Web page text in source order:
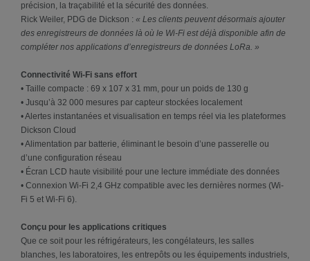
précision, la traçabilité et la sécurité des données.
Rick Weiler, PDG de Dickson : « Les clients peuvent désormais ajouter
des enregistreurs de données là où le Wi-Fi est déjà disponible afin de
compléter nos applications d’enregistreurs de données LoRa. »
Connectivité Wi-Fi sans effort
• Taille compacte : 69 x 107 x 31 mm, pour un poids de 130 g
• Jusqu’à 32 000 mesures par capteur stockées localement
• Alertes instantanées et visualisation en temps réel via les plateformes
Dickson Cloud
• Alimentation par batterie, éliminant le besoin d’une passerelle ou
d’une configuration réseau
• Écran LCD haute visibilité pour une lecture immédiate des données
• Connexion Wi-Fi 2,4 GHz compatible avec les dernières normes (Wi-
Fi 5 et Wi-Fi 6).
Conçu pour les applications critiques
Que ce soit pour les réfrigérateurs, les congélateurs, les salles
blanches, les laboratoires, les entrepôts ou les équipements industriels,